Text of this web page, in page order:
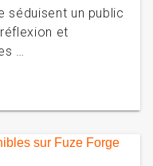
séduisent un public
et
…